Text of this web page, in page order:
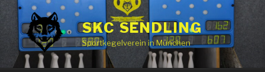
springen
SKC SENDLING
Sportkegelverein in München